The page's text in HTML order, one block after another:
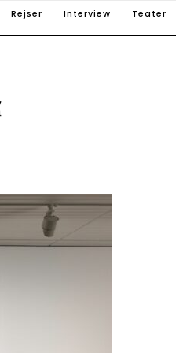
Rejser Interview Teater